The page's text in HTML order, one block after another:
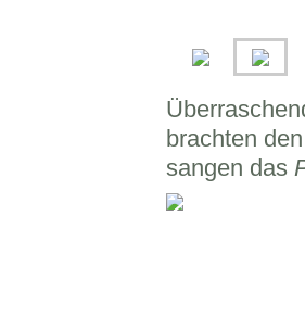
brachten
sangen das